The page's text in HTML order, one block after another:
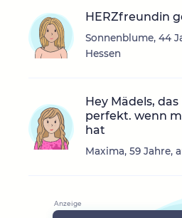
HERZfreundin
Sonnenblume, 44
Hessen
Hey Mädels,
perfekt. wenn
hat
Maxima, 59 Jahre,